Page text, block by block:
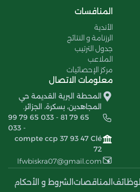
المنافسات
الأندية
الرزنامة و النتائج
جدول الترتيب
الملاعب
مركز الإحصائيات
معلومات الاتصال
المحطة البرية القديمة حي
المجاهدين، بسكرة، الجزائر.
99 79 65 033 - 81 79 65
033 -
compte ccp 37 93 47 Clé
72
lfwbiskra07@gmail.com
الوظائف المناقصات الشروط و الأحكام